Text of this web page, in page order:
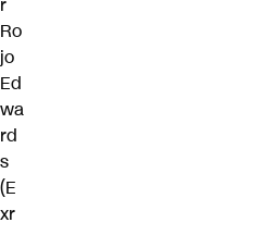
Ro
jo
Ed
wa
rd
s
(E
xr